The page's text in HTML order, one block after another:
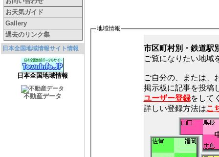
お天気ガイド
Gallery
過去のリンク集
日本全国地域情報サイト情報
日本全国地域情報
不動産データ
地域情報
市区町村別・鉄道駅
ご覧になりたい地域
ご自分の、または、
ユーザー登録をして
詳しい登録方法はこ